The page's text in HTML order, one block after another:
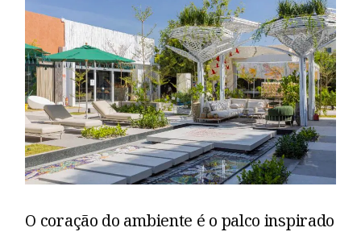
O coração do ambiente é o palco inspirado